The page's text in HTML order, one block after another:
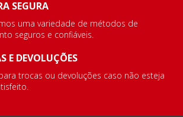
SEGURA
uma variedade de métodos de
seguros e confiáveis.
E DEVOLUÇÕES
trocas ou devoluções caso não esteja